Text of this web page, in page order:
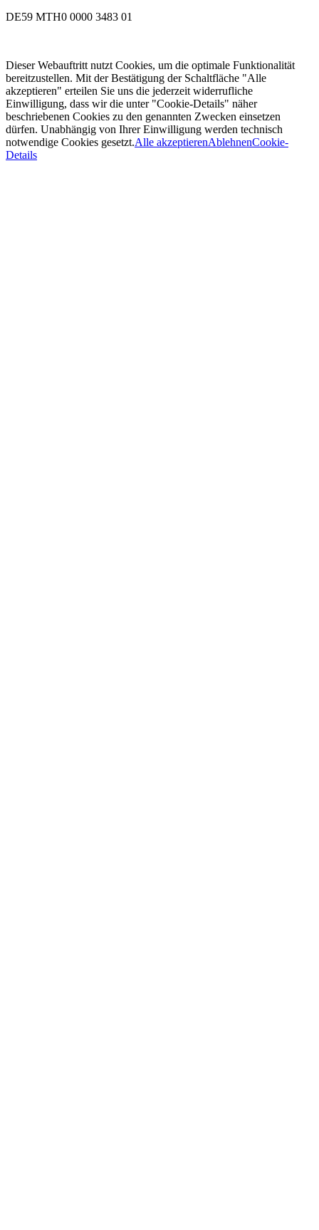
DE59 MTH0 0000 3483 01
Dieser Webauftritt nutzt Cookies, um die optimale Funktionalität
bereitzustellen. Mit der Bestätigung der Schaltfläche "Alle
akzeptieren" erteilen Sie uns die jederzeit widerrufliche
Einwilligung, dass wir die unter "Cookie-Details" näher
beschriebenen Cookies zu den genannten Zwecken einsetzen
dürfen. Unabhängig von Ihrer Einwilligung werden technisch
notwendige Cookies gesetzt.Alle akzeptierenAblehnenCookie-
Details